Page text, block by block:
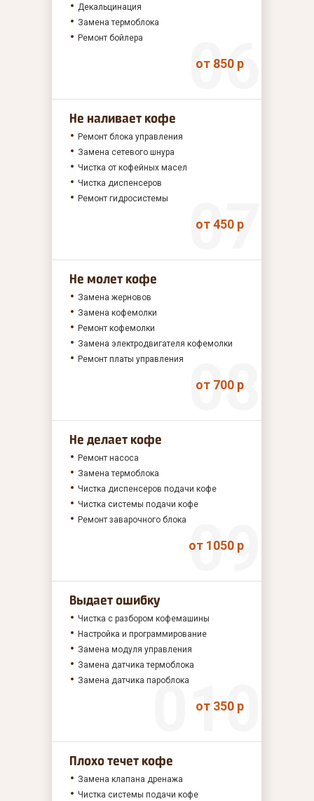
Декальцинация
Замена термоблока
Ремонт бойлера
от 850 р
Не наливает кофе
Ремонт блока управления
Замена сетевого шнура
Чистка от кофейных масел
Чистка диспенсеров
Ремонт гидросистемы
от 450 р
Не молет кофе
Замена жерновов
Замена кофемолки
Ремонт кофемолки
Замена электродвигателя кофемолки
Ремонт платы управления
от 700 р
Не делает кофе
Ремонт насоса
Замена термоблока
Чистка диспенсеров подачи кофе
Чистка системы подачи кофе
Ремонт заварочного блока
от 1050 р
Выдает ошибку
Чистка с разбором кофемашины
Настройка и программирование
Замена модуля управления
Замена датчика термоблока
Замена датчика пароблока
от 350 р
Плохо течет кофе
Замена клапана дренажа
Чистка системы подачи кофе